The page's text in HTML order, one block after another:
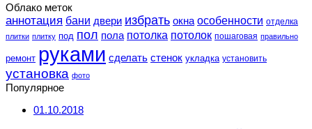
Облако меток
аннотация бани двери избрать окна особенности отделка
плитки плитку под пол пола потолка потолок пошаговая правильно
ремонт руками сделать стенок укладка установить
установка фото
Популярное
01.10.2018